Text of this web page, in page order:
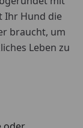
Ihr Hund die
braucht, um
Leben zu